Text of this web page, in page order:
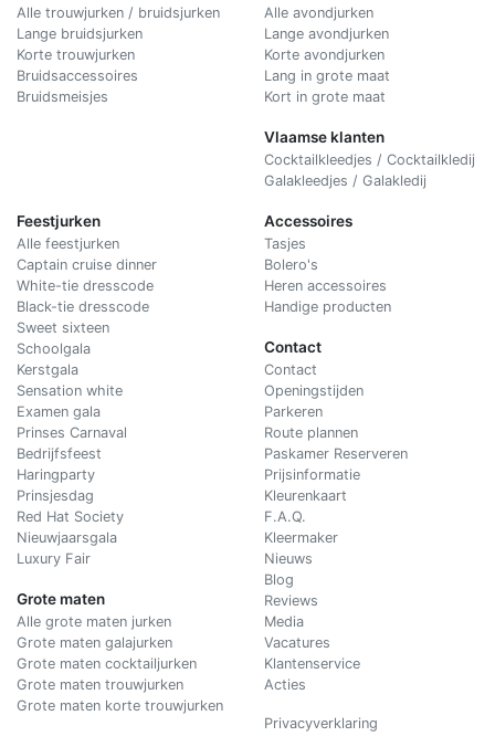
Alle trouwjurken / bruidsjurken
Lange bruidsjurken
Korte trouwjurken
Bruidsaccessoires
Bruidsmeisjes
Alle avondjurken
Lange avondjurken
Korte avondjurken
Lang in grote maat
Kort in grote maat
Vlaamse klanten
Cocktailkleedjes / Cocktailkledij
Galakleedjes / Galakledij
Feestjurken
Alle feestjurken
Captain cruise dinner
White-tie dresscode
Black-tie dresscode
Sweet sixteen
Schoolgala
Kerstgala
Sensation white
Examen gala
Prinses Carnaval
Bedrijfsfeest
Haringparty
Prinsjesdag
Red Hat Society
Nieuwjaarsgala
Luxury Fair
Grote maten
Alle grote maten jurken
Grote maten galajurken
Grote maten cocktailjurken
Grote maten trouwjurken
Grote maten korte trouwjurken
Accessoires
Tasjes
Bolero's
Heren accessoires
Handige producten
Contact
Contact
Openingstijden
Parkeren
Route plannen
Paskamer Reserveren
Prijsinformatie
Kleurenkaart
F.A.Q.
Kleermaker
Nieuws
Blog
Reviews
Media
Vacatures
Klantenservice
Acties
Privacyverklaring